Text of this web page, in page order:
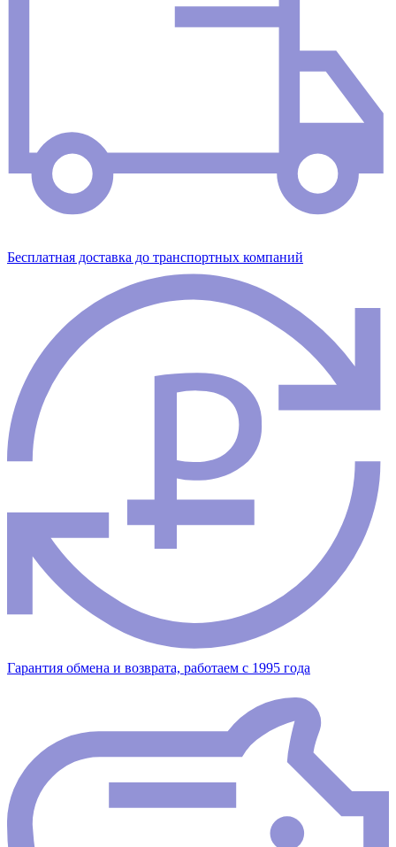
Бесплатная доставка до транспортных компаний
Гарантия обмена и возврата, работаем с 1995 года